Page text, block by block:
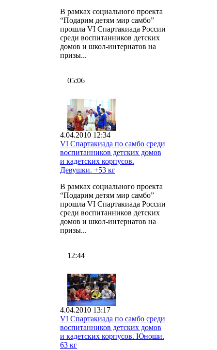
В рамках социального проекта
“Подарим детям мир самбо”
прошла VI Спартакиада России
среди воспитанников детских
домов и школ-интернатов на
призы...
05:06
4.04.2010 12:34
VI Спартакиада по самбо среди
воспитанников детских домов
и кадетских корпусов.
Девушки. +53 кг
В рамках социального проекта
“Подарим детям мир самбо”
прошла VI Спартакиада России
среди воспитанников детских
домов и школ-интернатов на
призы...
12:44
4.04.2010 13:17
VI Спартакиада по самбо среди
воспитанников детских домов
и кадетских корпусов. Юноши.
63 кг